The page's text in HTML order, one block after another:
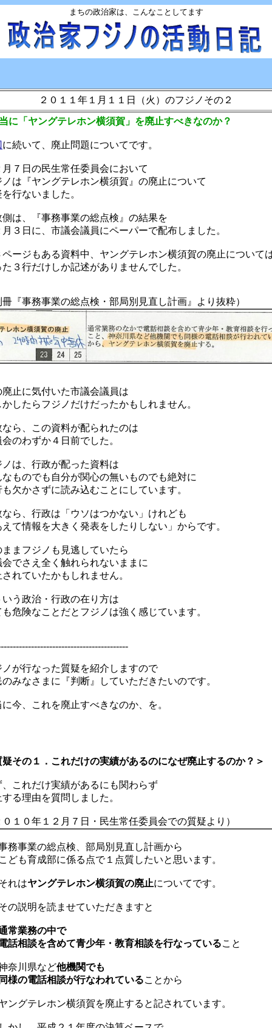
まちの政治家は、こんなことしてます
２０１１年１月１１日（火）のフジノその２
「ヤングテレホン横須賀」を廃止すべきなのか？
に続いて、廃止問題についてです。
７日の民生常任委員会において
は『ヤングテレホン横須賀』の廃止について
行ないました。
は、『事務事業の総点検』の結果を
３日に、市議会議員にペーパーで配布しました。
ージもある資料中、ヤングテレホン横須賀の廃止について
３行だけしか記述がありませんでした。
『事務事業の総点検・部局別見直し計画』より抜粋）
止に気付いた市議会議員は
したらフジノだけだったかもしれません。
ら、この資料が配られたのは
のわずか４日前でした。
は、行政が配った資料は
ものでも自分が関心の無いものでも絶対に
欠かさずに読み込むことにしています。
ら、行政は「ウソはつかない」けれども
て情報を大きく発表をしたりしない」からです。
まフジノも見逃していたら
でさえ全く触れられないままに
れていたかもしれません。
う政治・行政の在り方は
危険なことだとフジノは強く感じています。
が行なった質疑を紹介しますので
みなさまに『判断』していただきたいのです。
今、これを廃止すべきなのか、を。
疑その１．これだけの実績があるのになぜ廃止するのか？＞
これだけ実績があるにも関わらず
る理由を質問しました。
１０年１２月７日・民生常任委員会での質疑より）
務事業の総点検、部局別見直し計画から
ども育成部に係る点で１点質したいと思います。
れはヤングテレホン横須賀の廃止についてです。
の説明を読ませていただきますと
常業務の中で
話相談を含めて青少年・教育相談を行なっていること
奈川県など他機関でも
様の電話相談が行なわれていることから
ングテレホン横須賀を廃止すると記されています。